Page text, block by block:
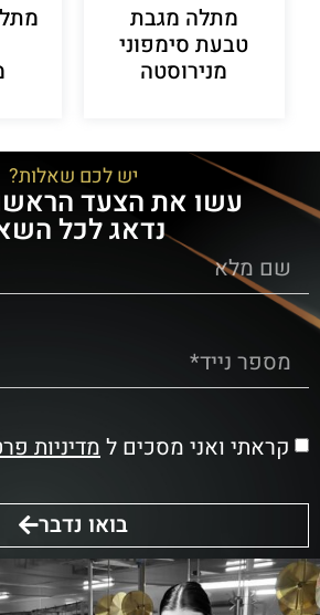
מתלה מגבת
טבעת סימפוני
מנירוסטה
יש לכם שאלות?
עשו את הצעד
נדאג לכל
קראתי ואני מסכים ל מדיניות
בואו נדבר